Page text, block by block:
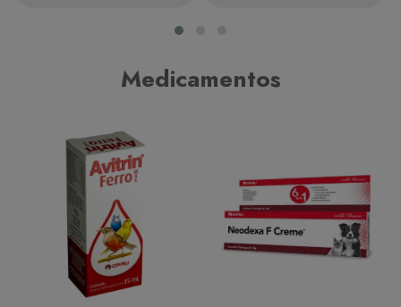
Medicamentos